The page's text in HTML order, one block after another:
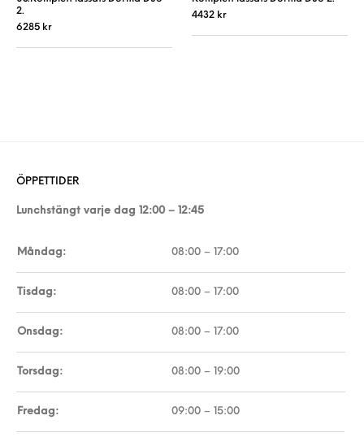
2.
6285 kr
4432 kr
ÖPPETTIDER
Lunchstängt varje dag 12:00 – 12:45
Måndag: 08:00 – 17:00
Tisdag: 08:00 – 17:00
Onsdag: 08:00 – 17:00
Torsdag: 08:00 – 19:00
Fredag: 09:00 – 15:00